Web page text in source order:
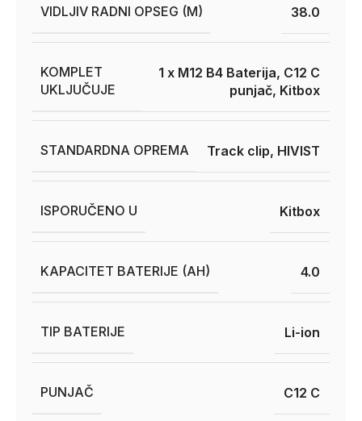
VIDLJIV RADNI OPSEG (M) 38.0
KOMPLET
UKLJUČUJE
1 x M12 B4 Baterija, C12 C
punjač, ​​Kitbox
STANDARDNA OPREMA Track clip, HIVIST
ISPORUČENO U Kitbox
KAPACITET BATERIJE (AH) 4.0
TIP BATERIJE Li-ion
PUNJAČ C12 C